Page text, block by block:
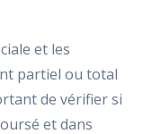
et les
partiel ou total
de vérifier si
et dans